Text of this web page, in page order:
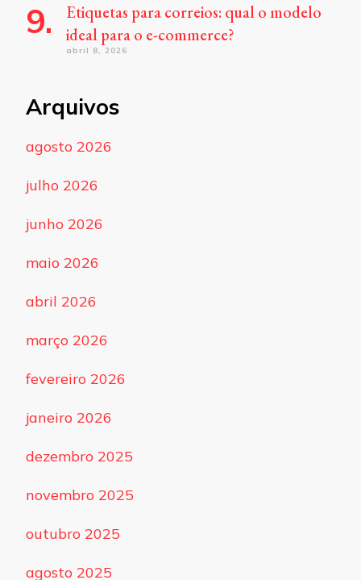
Etiquetas para correios: qual o modelo
ideal para o e-commerce?
abril 8, 2026
Arquivos
agosto 2026
julho 2026
junho 2026
maio 2026
abril 2026
março 2026
fevereiro 2026
janeiro 2026
dezembro 2025
novembro 2025
outubro 2025
agosto 2025